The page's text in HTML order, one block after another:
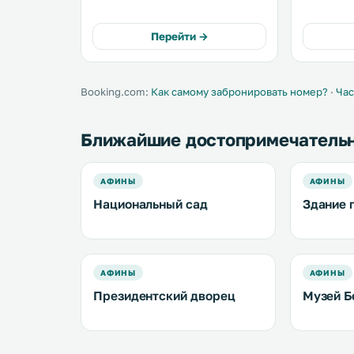
спутниковыми/платными
каналами и WiFi. В современных,
просторных номерах отеля Amalia
Перейти →
могут
Booking.com: Как самому забронировать номер? ·
Ближайшие
АФИНЫ
Национальный сад
АФИНЫ
Здание
АФИНЫ
Президентский дворец
АФИНЫ
Музей